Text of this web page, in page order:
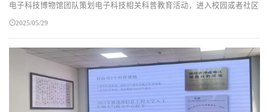
电子科技博物馆团队策划电子科技相关科普教育活动，进入校园或者社区
开展，包含讲座、实验、互动等形式。活动...
2025/05/29